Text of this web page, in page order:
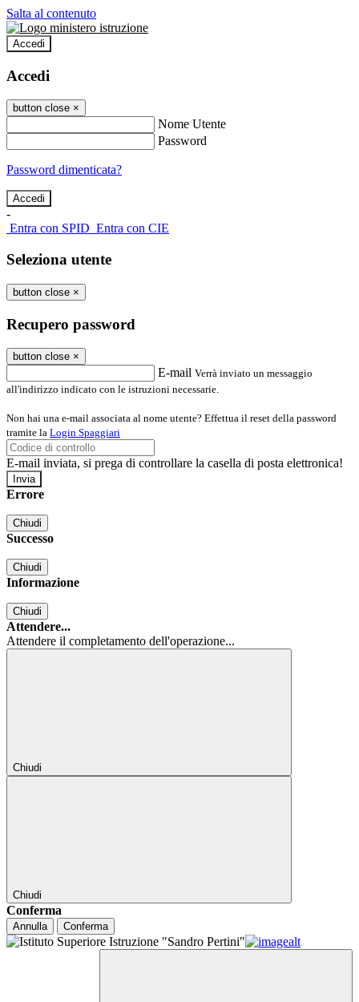
Salta al contenuto
Accedi
Accedi
button close ×
Nome Utente
Password
Password dimenticata?
-
Entra con SPID Entra con CIE
Seleziona utente
button close ×
Recupero password
button close ×
E-mail Verrà inviato un messaggio
all'indirizzo indicato con le istruzioni necessarie.
Non hai una e-mail associata al nome utente? Effettua il reset della password
tramite la Login Spaggiari
E-mail inviata, si prega di controllare la casella di posta elettronica!
Errore
Chiudi
Successo
Chiudi
Informazione
Chiudi
Attendere...
Attendere il completamento dell'operazione...
Chiudi
Chiudi
Conferma
Annulla Conferma